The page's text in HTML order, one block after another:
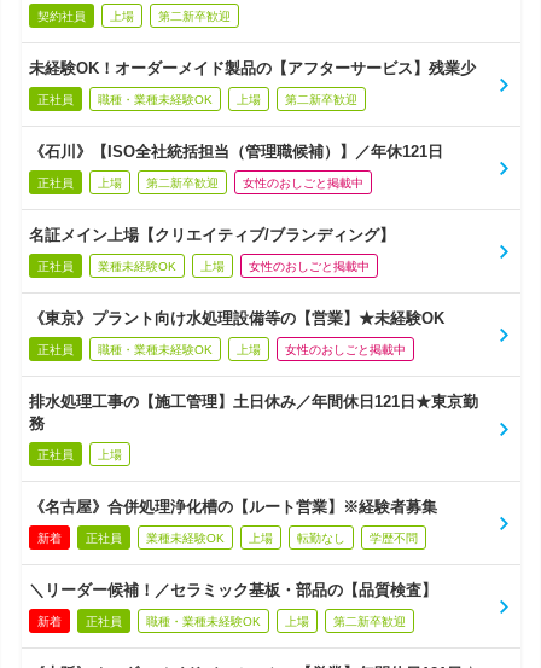
契約社員 上場 第二新卒歓迎
未経験OK！オーダーメイド製品の【アフターサービス】残業少
正社員 職種・業種未経験OK 上場 第二新卒歓迎
《石川》【ISO全社統括担当（管理職候補）】／年休121日
正社員 上場 第二新卒歓迎 女性のおしごと掲載中
名証メイン上場【クリエイティブ/ブランディング】
正社員 業種未経験OK 上場 女性のおしごと掲載中
《東京》プラント向け水処理設備等の【営業】★未経験OK
正社員 職種・業種未経験OK 上場 女性のおしごと掲載中
排水処理工事の【施工管理】土日休み／年間休日121日★東京勤
務
正社員 上場
《名古屋》合併処理浄化槽の【ルート営業】※経験者募集
新着 正社員 業種未経験OK 上場 転勤なし 学歴不問
＼リーダー候補！／セラミック基板・部品の【品質検査】
新着 正社員 職種・業種未経験OK 上場 第二新卒歓迎